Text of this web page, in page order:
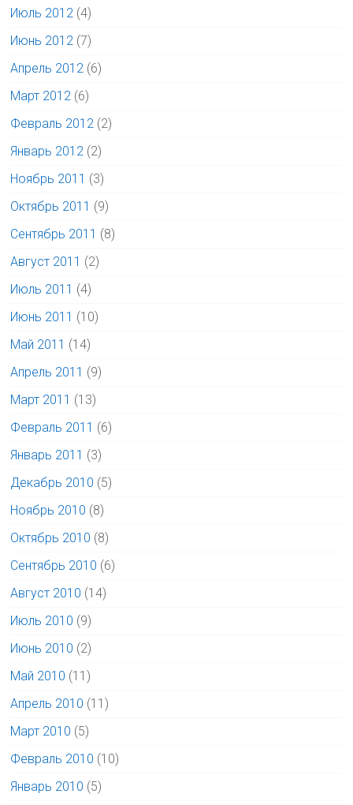
Июль 2012 (4)
Июнь 2012 (7)
Апрель 2012 (6)
Март 2012 (6)
Февраль 2012 (2)
Январь 2012 (2)
Ноябрь 2011 (3)
Октябрь 2011 (9)
Сентябрь 2011 (8)
Август 2011 (2)
Июль 2011 (4)
Июнь 2011 (10)
Май 2011 (14)
Апрель 2011 (9)
Март 2011 (13)
Февраль 2011 (6)
Январь 2011 (3)
Декабрь 2010 (5)
Ноябрь 2010 (8)
Октябрь 2010 (8)
Сентябрь 2010 (6)
Август 2010 (14)
Июль 2010 (9)
Июнь 2010 (2)
Май 2010 (11)
Апрель 2010 (11)
Март 2010 (5)
Февраль 2010 (10)
Январь 2010 (5)